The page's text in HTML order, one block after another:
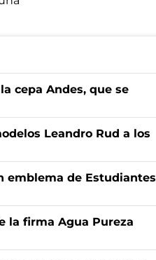
cepa Andes, que se
Leandro Rud a los
emblema de Estudiantes
la firma Agua Pureza